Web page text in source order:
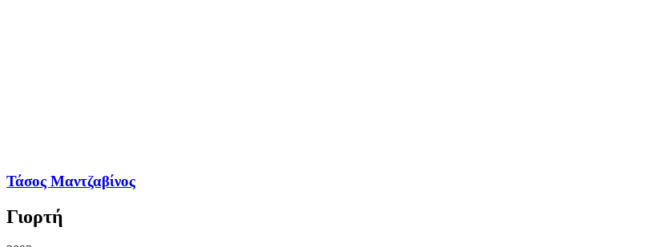
Τάσος Μαντζαβίνος
Γιορτή